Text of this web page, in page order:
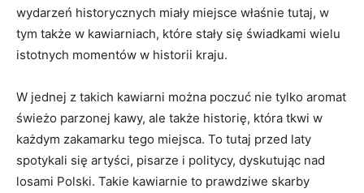
wydarzeń historycznych miały miejsce właśnie tutaj, w
tym także w kawiarniach, które stały się świadkami wielu
istotnych momentów w historii ​kraju.
W jednej‌ z takich kawiarni można poczuć ‍nie tylko aromat
świeżo parzonej kawy, ale także historię, która tkwi w‍
każdym⁣ zakamarku tego miejsca. To ​tutaj przed laty
spotykali się artyści, pisarze i​ politycy, dyskutując ​nad‌
losami Polski.‌ Takie kawiarnie to ⁤prawdziwe skarby